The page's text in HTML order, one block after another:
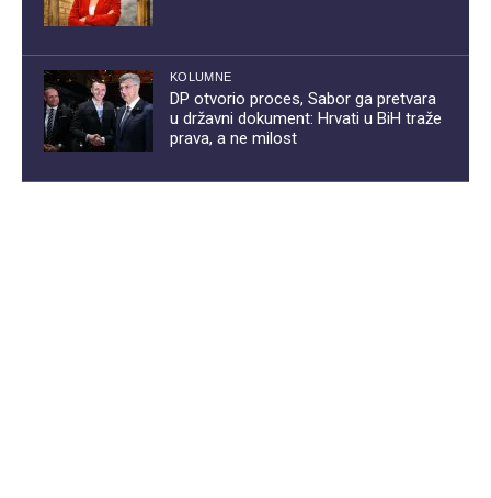
KOLUMNE
DP otvorio proces, Sabor ga pretvara
u državni dokument: Hrvati u BiH traže
prava, a ne milost